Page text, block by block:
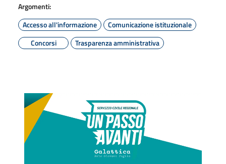
Argomenti:
Accesso all'informazione
Comunicazione istituzionale
Concorsi
Trasparenza amministrativa